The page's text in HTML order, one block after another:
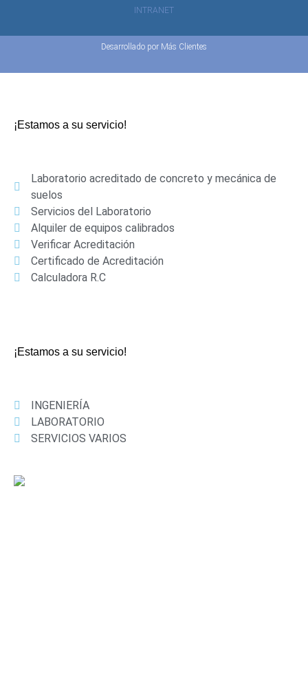
INTRANET
Desarrollado por Más Clientes
¡Estamos a su servicio!
Laboratorio acreditado de concreto y mecánica de
suelos
Servicios del Laboratorio
Alquiler de equipos calibrados
Verificar Acreditación
Certificado de Acreditación
Calculadora R.C
¡Estamos a su servicio!
INGENIERÍA
LABORATORIO
SERVICIOS VARIOS